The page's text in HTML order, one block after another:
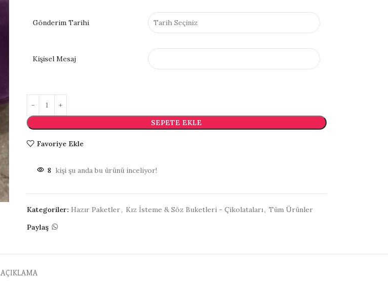
Gönderim Tarihi
Kişisel Mesaj
SEPETE EKLE
Favoriye Ekle
8 kişi şu anda bu ürünü inceliyor!
Kategoriler: Hazır Paketler, Kız İsteme & Söz Buketleri - Çikolataları, Tüm Ürünler
Paylaş
AÇIKLAMA